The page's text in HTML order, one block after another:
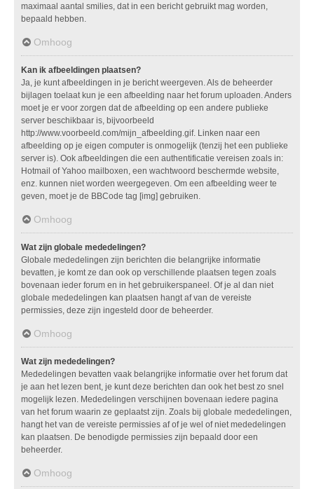
maximaal aantal smilies, dat in een bericht gebruikt mag worden,
bepaald hebben.
Omhoog
Kan ik afbeeldingen plaatsen?
Ja, je kunt afbeeldingen in je bericht weergeven. Als de beheerder
bijlagen toelaat kun je een afbeelding naar het forum uploaden. Anders
moet je er voor zorgen dat de afbeelding op een andere publieke
server beschikbaar is, bijvoorbeeld
http://www.voorbeeld.com/mijn_afbeelding.gif. Linken naar een
afbeelding op je eigen computer is onmogelijk (tenzij het een publieke
server is). Ook afbeeldingen die een authentificatie vereisen zoals in:
Hotmail of Yahoo mailboxen, een wachtwoord beschermde website,
enz. kunnen niet worden weergegeven. Om een afbeelding weer te
geven, moet je de BBCode tag [img] gebruiken.
Omhoog
Wat zijn globale mededelingen?
Globale mededelingen zijn berichten die belangrijke informatie
bevatten, je komt ze dan ook op verschillende plaatsen tegen zoals
bovenaan ieder forum en in het gebruikerspaneel. Of je al dan niet
globale mededelingen kan plaatsen hangt af van de vereiste
permissies, deze zijn ingesteld door de beheerder.
Omhoog
Wat zijn mededelingen?
Mededelingen bevatten vaak belangrijke informatie over het forum dat
je aan het lezen bent, je kunt deze berichten dan ook het best zo snel
mogelijk lezen. Mededelingen verschijnen bovenaan iedere pagina
van het forum waarin ze geplaatst zijn. Zoals bij globale mededelingen,
hangt het van de vereiste permissies af of je wel of niet mededelingen
kan plaatsen. De benodigde permissies zijn bepaald door een
beheerder.
Omhoog